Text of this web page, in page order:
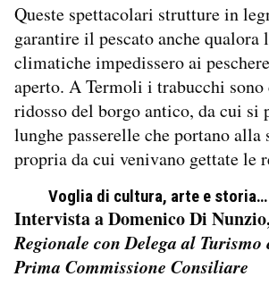
Queste spettacolari strutture in
garantire il pescato anche
climatiche impedissero ai
aperto. A Termoli i trabucchi
ridosso del borgo antico, da cui si
lunghe passerelle che portano alla
propria da cui venivano gettate le
Voglia di cultura, arte e
Intervista a Domenico Di
Regionale con Delega al Turismo
Prima Commissione Consiliare